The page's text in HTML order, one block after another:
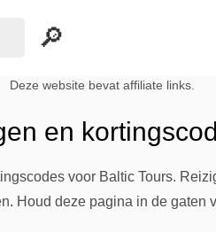
Deze website bevat affiliate links.
en
voor Baltic Tours.
Houd deze pagina in de gaten